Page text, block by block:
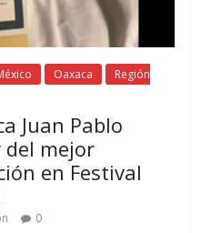
Oaxaca
Región
Juan Pablo
del mejor
en Festival
0